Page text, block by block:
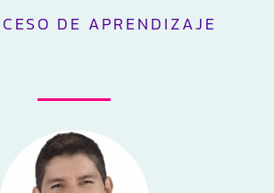
DE APRENDIZAJE